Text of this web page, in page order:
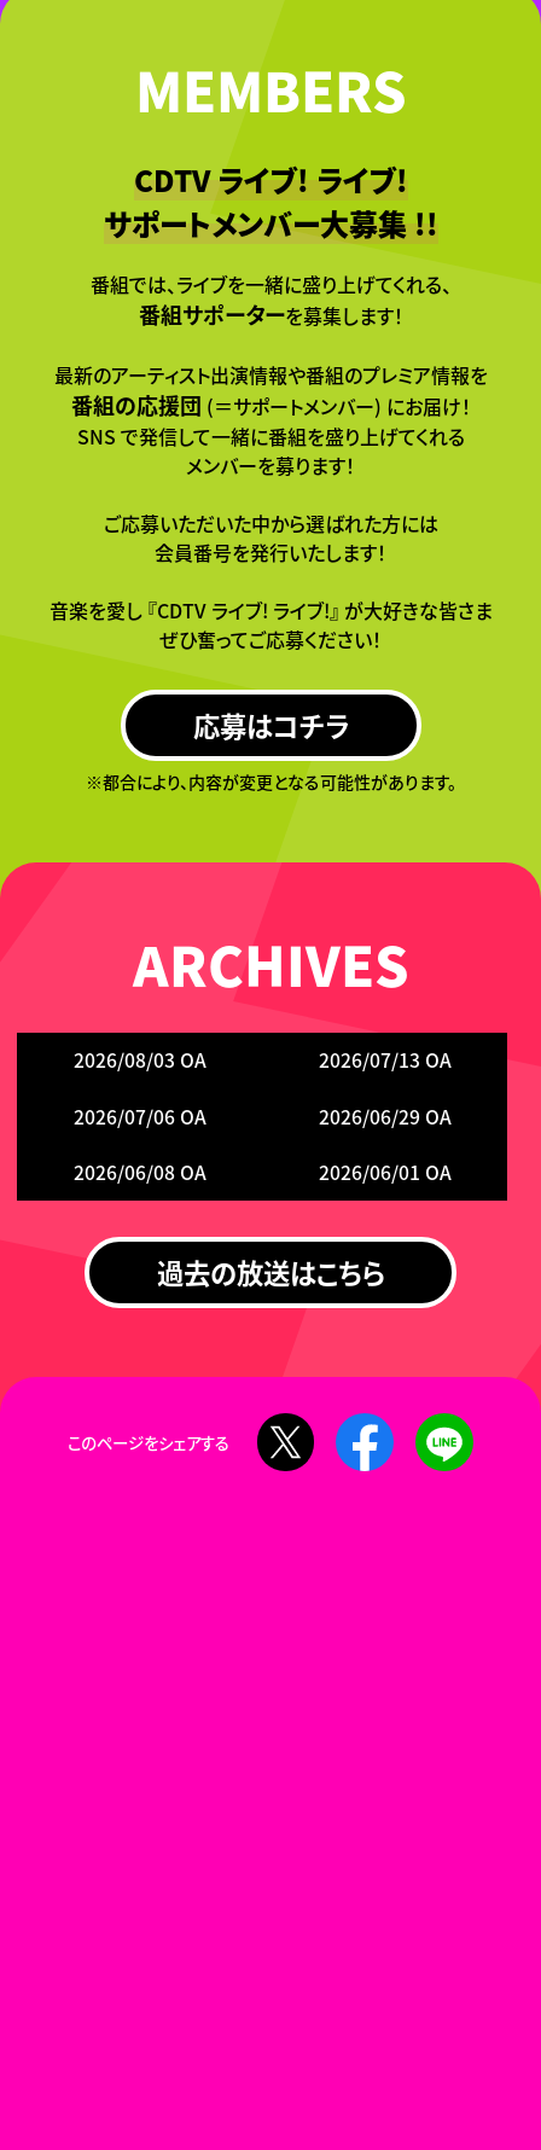
MEMBERS
CDTV ライブ! ライブ!
サポートメンバー大募集 !!
番組では、ライブを一緒に盛り上げてくれる、
番組サポーターを募集します！
最新のアーティスト出演情報や番組のプレミア情報を
番組の応援団 (＝サポートメンバー) にお届け！
SNS で発信して一緒に番組を盛り上げてくれる
メンバーを募ります！
ご応募いただいた中から選ばれた方には
会員番号を発行いたします！
音楽を愛し 『CDTV ライブ! ライブ!』 が大好きな皆さま
ぜひ奮ってご応募ください！
応募はコチラ
※都合により、内容が変更となる可能性があります。
ARCHIVES
2026/08/03 OA 2026/07/13 OA
2026/07/06 OA 2026/06/29 OA
2026/06/08 OA 2026/06/01 OA
過去の放送はこちら
このページをシェアする
Facebook